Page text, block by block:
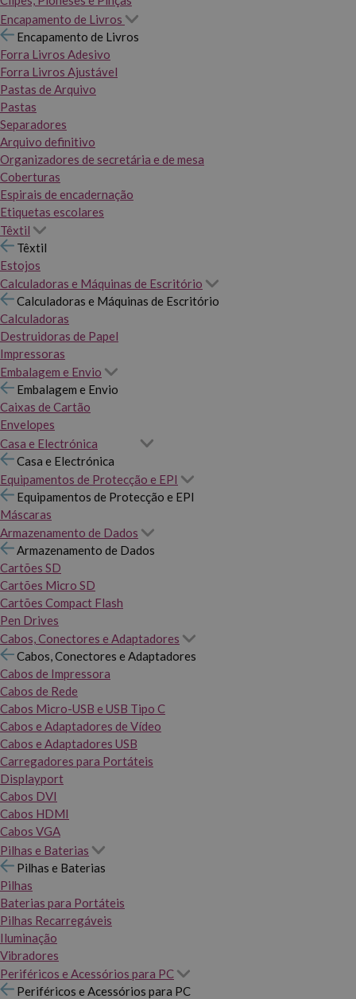
Encapamento de Livros
Encapamento de Livros
Forra Livros Adesivo
Forra Livros Ajustável
Pastas de Arquivo
Pastas
Separadores
Arquivo definitivo
Organizadores de secretária e de mesa
Coberturas
Espirais de encadernação
Etiquetas escolares
Têxtil
Têxtil
Estojos
Calculadoras e Máquinas de Escritório
Calculadoras e Máquinas de Escritório
Calculadoras
Destruidoras de Papel
Impressoras
Embalagem e Envio
Embalagem e Envio
Caixas de Cartão
Envelopes
Casa e Electrónica
Casa e Electrónica
Equipamentos de Protecção e EPI
Equipamentos de Protecção e EPI
Máscaras
Armazenamento de Dados
Armazenamento de Dados
Cartões SD
Cartões Micro SD
Cartões Compact Flash
Pen Drives
Cabos, Conectores e Adaptadores
Cabos, Conectores e Adaptadores
Cabos de Impressora
Cabos de Rede
Cabos Micro-USB e USB Tipo C
Cabos e Adaptadores de Vídeo
Cabos e Adaptadores USB
Carregadores para Portáteis
Displayport
Cabos DVI
Cabos HDMI
Cabos VGA
Pilhas e Baterias
Pilhas e Baterias
Pilhas
Baterias para Portáteis
Pilhas Recarregáveis
Iluminação
Vibradores
Periféricos e Acessórios para PC
Periféricos e Acessórios para PC